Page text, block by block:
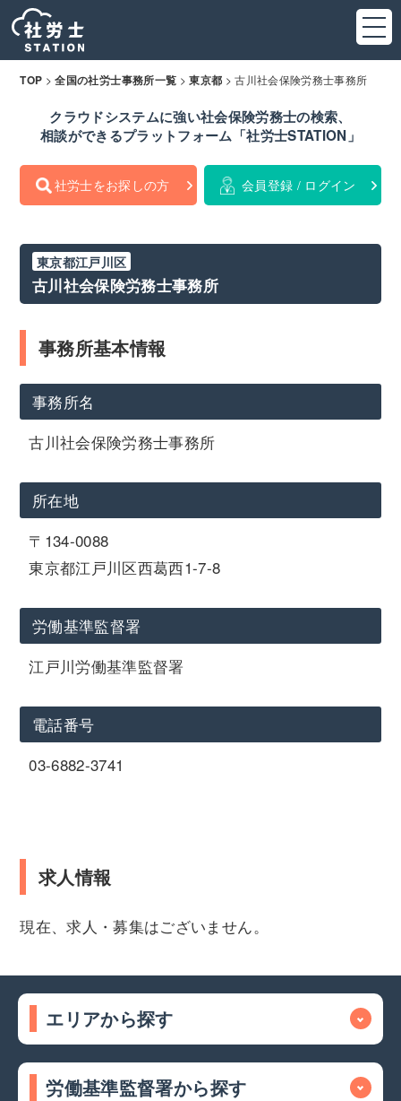
TOP >全国の社労士事務所一覧 >東京都 >古川社会保険労務士事務所
クラウドシステムに強い社会保険労務士の検索、
相談ができるプラットフォーム「社労士STATION」
社労士をお探しの方 会員登録 / ログイン
東京都江戸川区
古川社会保険労務士事務所
事務所基本情報
事務所名
古川社会保険労務士事務所
所在地
〒134-0088
東京都江戸川区西葛西1-7-8
労働基準監督署
江戸川労働基準監督署
電話番号
03-6882-3741
求人情報
現在、求人・募集はございません。
エリアから探す
労働基準監督署から探す